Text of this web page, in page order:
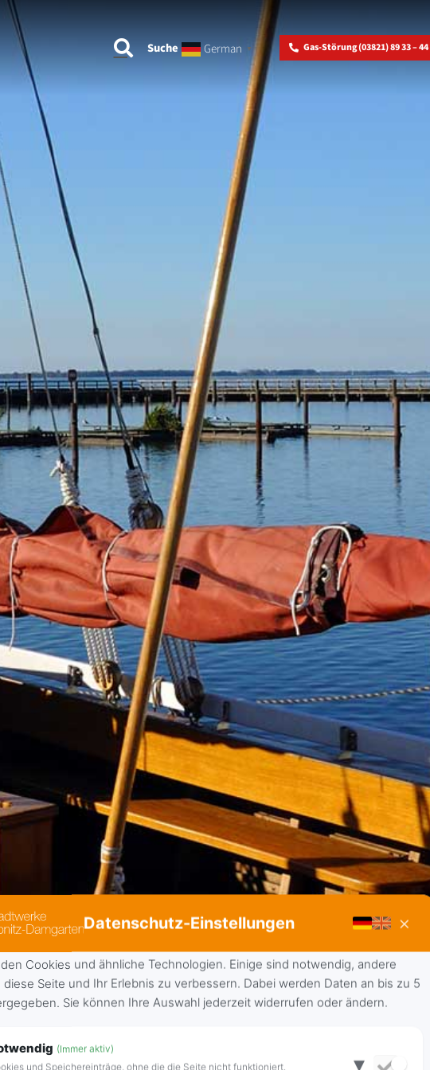
Suche German ▼ Gas-Störung (03821) 89 33 – 44
Datenschutz-Einstellungen ×
Cookies und ähnliche Technologien. Einige sind notwendig, andere
Seite und Ihr Erlebnis zu verbessern. Dabei werden Daten an bis zu 5
Sie können Ihre Auswahl jederzeit widerrufen oder ändern.
(Immer aktiv)
und Speichereinträge, ohne die die Seite nicht funktioniert.
▾